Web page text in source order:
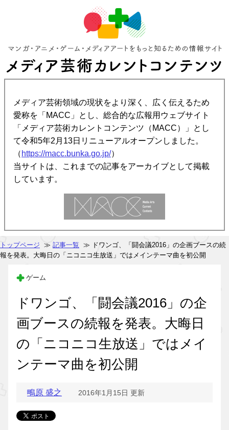
メディア芸術領域の現状をより深く、広く伝えるため
愛称を「MACC」とし、総合的な広報用ウェブサイト
「メディア芸術カレントコンテンツ（MACC）」とし
て令和5年2月13日リニューアルオープンしました。
（ https://macc.bunka.go.jp/）
当サイトは、これまでの記事をアーカイブとして掲載
しています。
トップページ ≫ 記事一覧 ≫ ドワンゴ、「闘会議2016」の企画ブースの続
報を発表。大晦日の「ニコニコ生放送」ではメインテーマ曲を初公開
ゲーム
ドワンゴ、「闘会議2016」の企
画ブースの続報を発表。大晦日
の「ニコニコ生放送」ではメイ
ンテーマ曲を初公開
鴫原 盛之 2016年1月15日 更新